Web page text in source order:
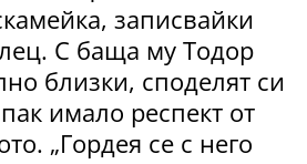
записвайки
С баща му Тодор
близки, споделят си
имало респект от
„Гордея се с него